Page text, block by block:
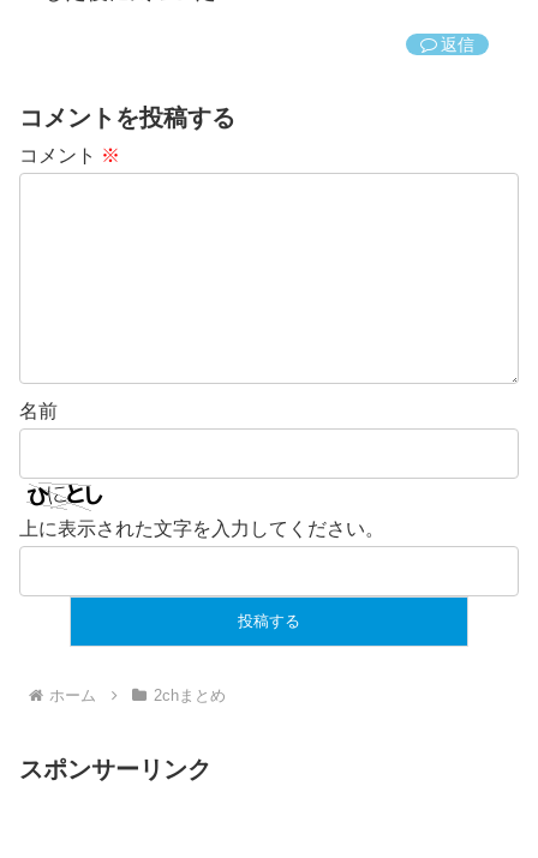
返信
コメントを投稿する
コメント ※
名前
上に表示された文字を入力してください。
ホーム 2chまとめ
スポンサーリンク